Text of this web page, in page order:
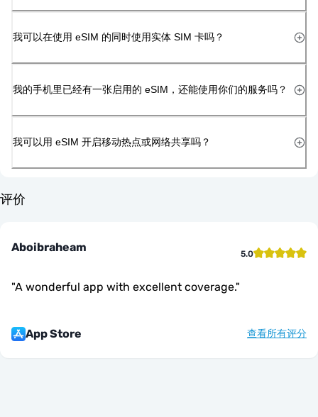
我可以在使用 eSIM 的同时使用实体 SIM 卡吗？
我的手机里已经有一张启用的 eSIM，还能使用你们的服务吗？
我可以用 eSIM 开启移动热点或网络共享吗？
评价
Aboibraheam 5.0
"A wonderful app with excellent coverage."
App Store 查看所有评分